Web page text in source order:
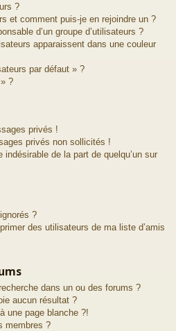
?
et comment puis-je en rejoindre un ?
d’un groupe d’utilisateurs ?
apparaissent dans une couleur
par défaut » ?
?
privés !
privés non sollicités !
indésirable de la part de quelqu’un sur
?
des utilisateurs de ma liste d’amis
dans un ou des forums ?
aucun résultat ?
une page blanche ?!
membres ?